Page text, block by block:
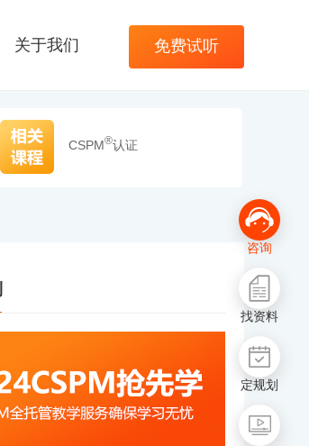
咨询
找资料
定规划
关于我们 免费试听
CSPM®认证